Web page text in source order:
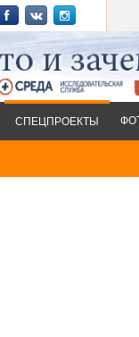
СПЕЦПРОЕКТЫ